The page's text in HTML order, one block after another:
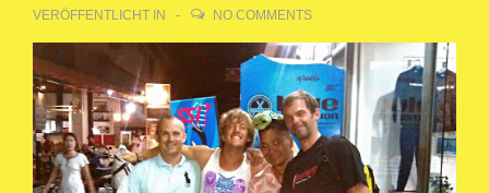
VERÖFFENTLICHT IN
NO COMMENTS